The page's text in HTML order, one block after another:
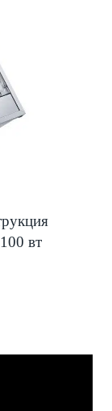
вт